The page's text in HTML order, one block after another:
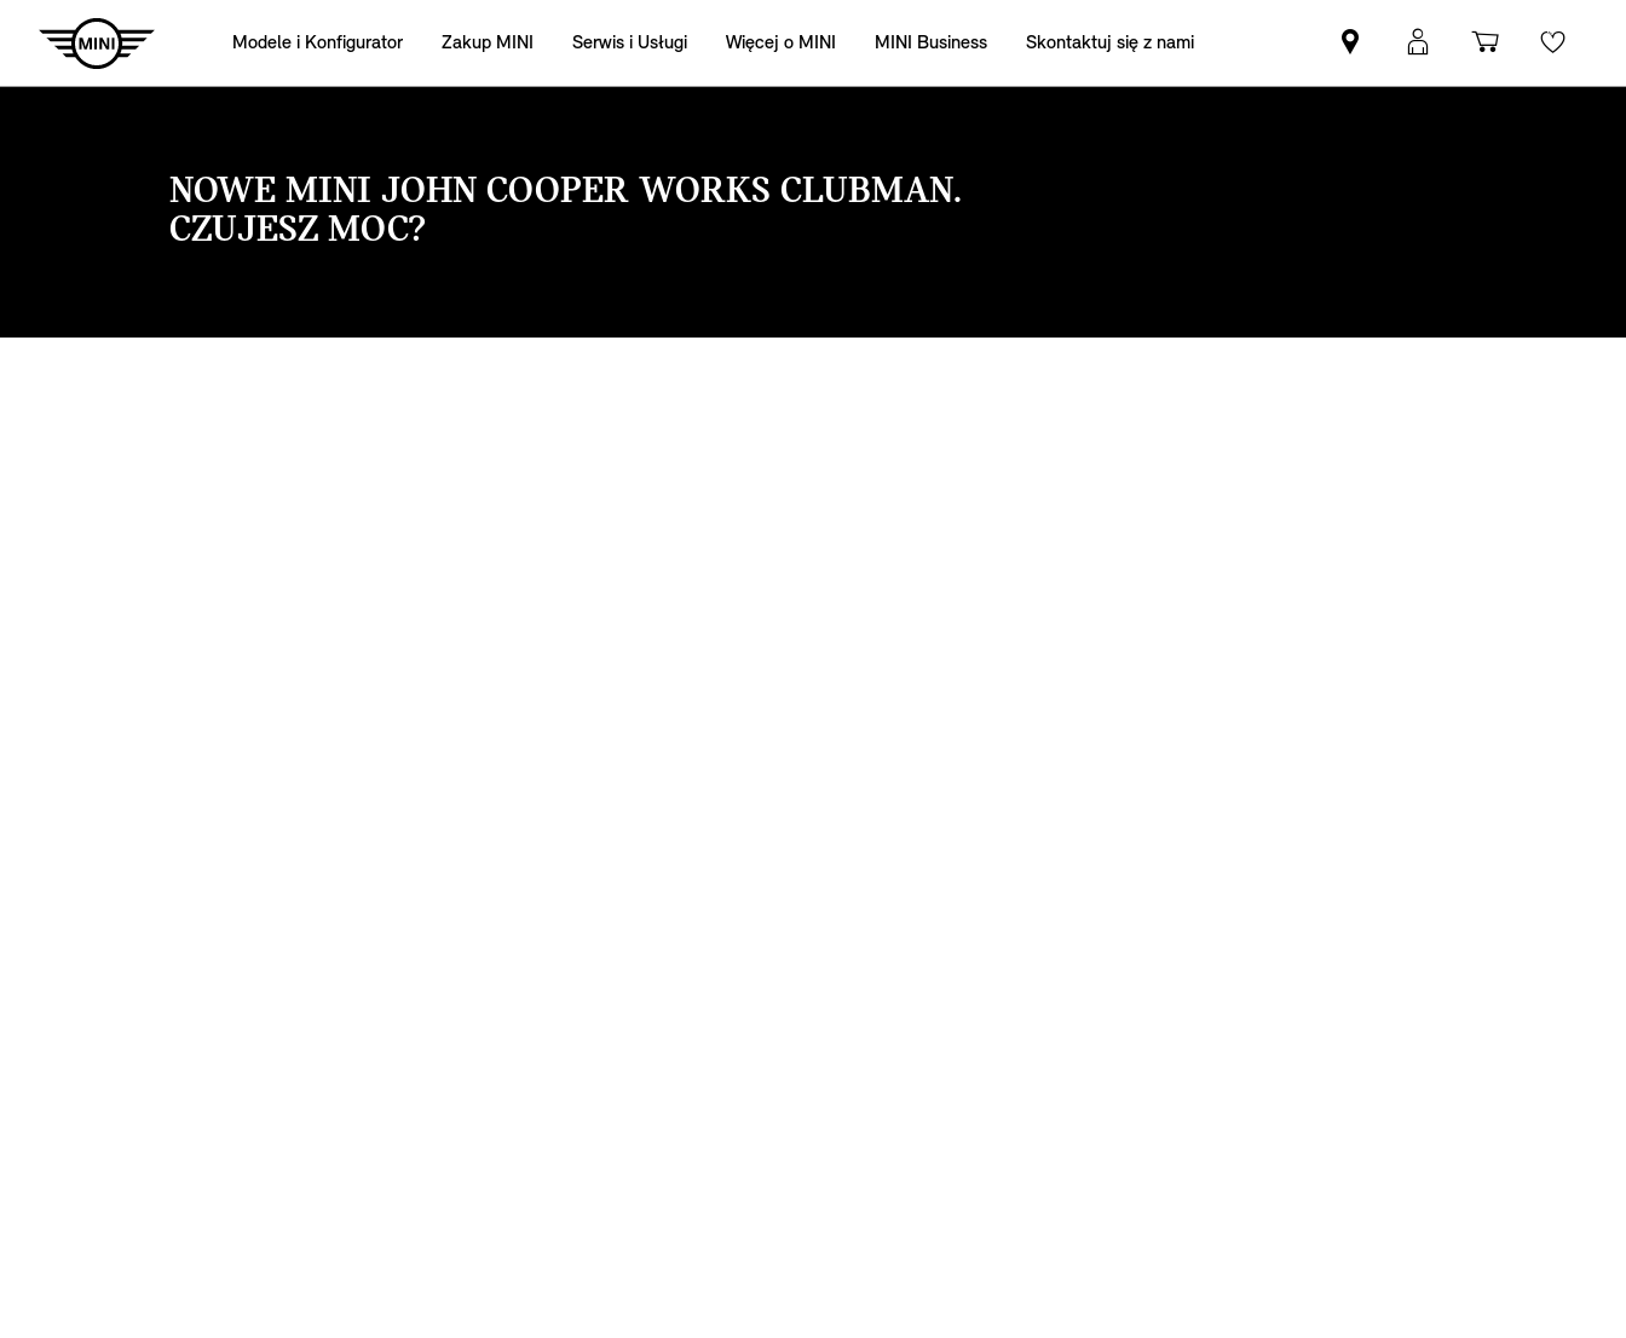
Modele i Konfigurator Zakup MINI Serwis i Usługi Więcej o MINI MINI Business Skontaktuj się z nami
Znajdź
Partnera
Logowanie
MyMini
Koszyk
NOWE MINI JOHN COOPER WORKS CLUBMAN.
CZUJESZ MOC?